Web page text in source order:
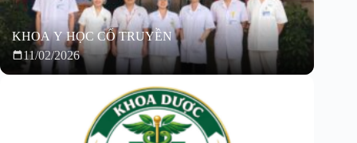
KHOA Y HỌC CỔ TRUYỀN
11/02/2026